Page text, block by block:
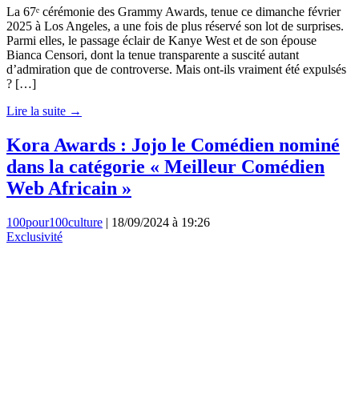
La 67ᵉ cérémonie des Grammy Awards, tenue ce dimanche février
2025 à Los Angeles, a une fois de plus réservé son lot de surprises.
Parmi elles, le passage éclair de Kanye West et de son épouse
Bianca Censori, dont la tenue transparente a suscité autant
d’admiration que de controverse. Mais ont-ils vraiment été expulsés
? […]
Lire la suite →
Kora Awards : Jojo le Comédien nominé
dans la catégorie « Meilleur Comédien
Web Africain »
100pour100culture | 18/09/2024 à 19:26
Exclusivité